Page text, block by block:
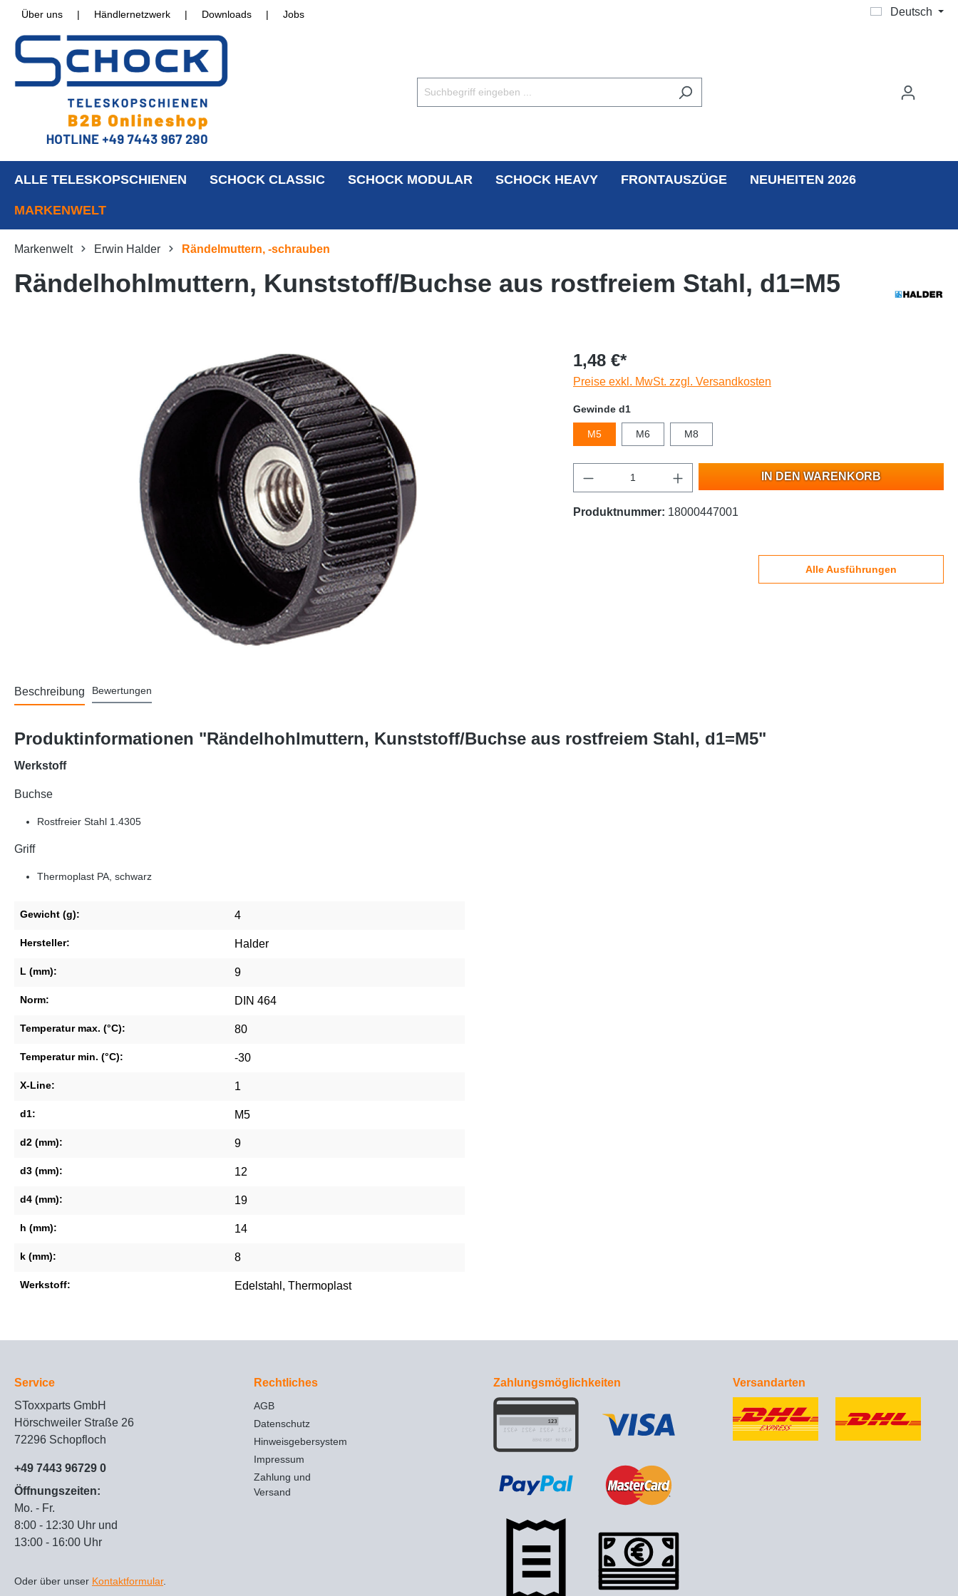
Über uns | Händlernetzwerk | Downloads | Jobs Deutsch
ALLE TELESKOPSCHIENEN SCHOCK CLASSIC SCHOCK MODULAR SCHOCK HEAVY FRONTAUSZÜGE NEUHEITEN 2026
MARKENWELT
Markenwelt Erwin Halder Rändelmuttern, -schrauben
Rändelhohlmuttern, Kunststoff/Buchse aus rostfreiem Stahl, d1=M5
1,48 €*
Preise exkl. MwSt. zzgl. Versandkosten
Gewinde d1
M5 M6 M8
IN DEN WARENKORB
Produktnummer: 18000447001
Alle Ausführungen
Beschreibung Bewertungen
Produktinformationen "Rändelhohlmuttern, Kunststoff/Buchse aus rostfreiem Stahl, d1=M5"
Werkstoff
Buchse
Rostfreier Stahl 1.4305
Griff
Thermoplast PA, schwarz
Gewicht (g): 4
Hersteller: Halder
L (mm): 9
Norm: DIN 464
Temperatur max. (°C): 80
Temperatur min. (°C): -30
X-Line: 1
d1: M5
d2 (mm): 9
d3 (mm): 12
d4 (mm): 19
h (mm): 14
k (mm): 8
Werkstoff: Edelstahl , Thermoplast
Service
SToxxparts GmbH
Hörschweiler Straße 26
72296 Schopfloch
+49 7443 96729 0
Öffnungszeiten:
Mo. - Fr.
8:00 - 12:30 Uhr und
13:00 - 16:00 Uhr
Oder über unser Kontaktformular.
Rechtliches
AGB
Datenschutz
Hinweisgebersystem
Impressum
Zahlung und
Versand
Zahlungsmöglichkeiten Versandarten